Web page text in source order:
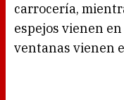
carrocería,
espejos vienen
ventanas vienen